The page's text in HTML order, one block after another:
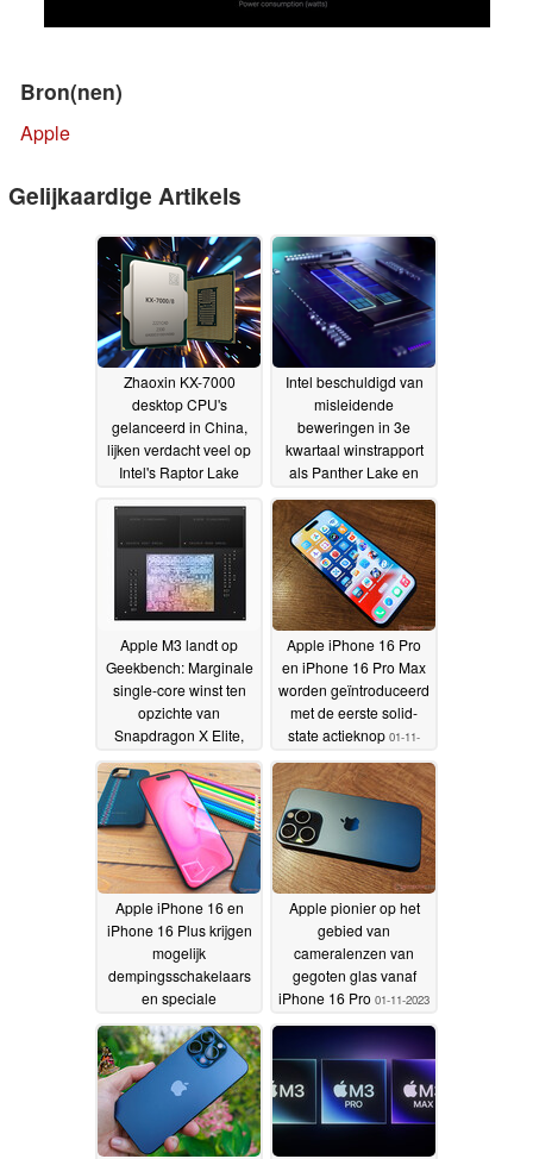
Bron(nen)
Apple
Gelijkaardige Artikels
Zhaoxin KX-7000
desktop CPU's
gelanceerd in China,
lijken verdacht veel op
Intel's Raptor Lake
Intel beschuldigd van
misleidende
beweringen in 3e
kwartaal winstrapport
als Panther Lake en
zouden kunnen
uitkomen in 4e
kwartaal 2024 en 1e
kwartaal 202515-11-2023
Apple M3 landt op
Geekbench: Marginale
single-core winst ten
opzichte van
Snapdragon X Elite,
in multi-core
vergeleken met
Qualcomm's 80 W
referentieontwerp02-11-
2023
Apple iPhone 16 Pro
en iPhone 16 Pro Max
worden geïntroduceerd
met de eerste solid-
state actieknop 01-11-
2023
Apple iPhone 16 en
iPhone 16 Plus krijgen
mogelijk
dempingsschakelaars
en speciale
01-11-2023
Apple pionier op het
gebied van
cameralenzen van
gegoten glas vanaf
iPhone 16 Pro 01-11-2023